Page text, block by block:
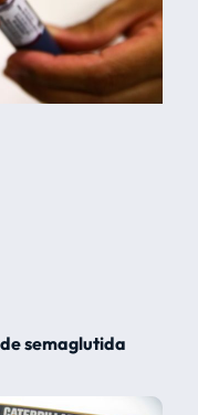
semaglutida